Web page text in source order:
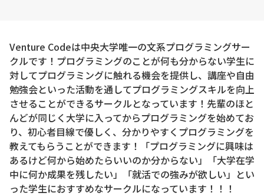
Venture Codeは中央大学唯一の文系プログラミングサー
クルです！プログラミングのことが何も分からない学生に
対してプログラミングに触れる機会を提供し、講座や自由
勉強会といった活動を通してプログラミングスキルを向上
させることができるサークルとなっています！先輩のほと
んどが同じく大学に入ってからプログラミングを始めてお
り、初心者目線で優しく、分かりやすくプログラミングを
教えてもらうことができます！「プログラミングに興味は
あるけど何から始めたらいいのか分からない」「大学在学
中に何か成果を残したい」「就活での強みが欲しい」とい
った学生におすすめなサークルになっています！！！